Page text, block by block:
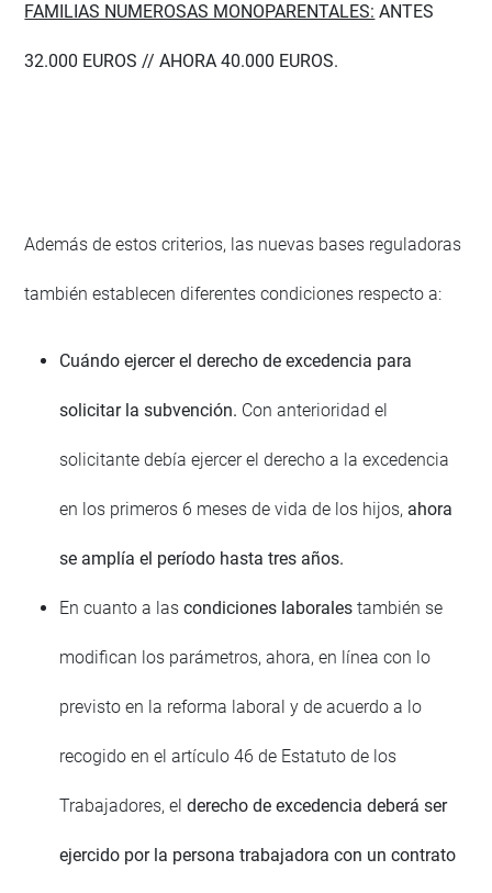
FAMILIAS NUMEROSAS MONOPARENTALES: ANTES
32.000 EUROS // AHORA 40.000 EUROS.
Además de estos criterios, las nuevas bases reguladoras
también establecen diferentes condiciones respecto a:
Cuándo ejercer el derecho de excedencia para
solicitar la subvención. Con anterioridad el
solicitante debía ejercer el derecho a la excedencia
en los primeros 6 meses de vida de los hijos, ahora
se amplía el período hasta tres años.
En cuanto a lascondiciones laborales también se
modifican los parámetros, ahora, en línea con lo
previsto en la reforma laboral y de acuerdo a lo
recogido en el artículo 46 de Estatuto de los
Trabajadores, elderecho de excedencia deberá ser
ejercido por la persona trabajadora con un contrato